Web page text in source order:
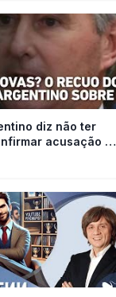
diz não ter
acusação de
| OP News